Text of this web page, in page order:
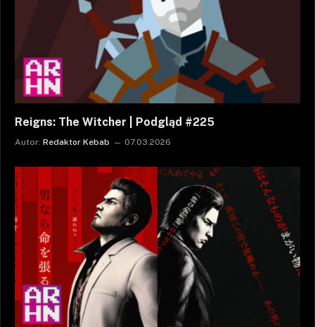
Reigns: The Witcher | Podgląd #225
Autor: Redaktor Kebab 07.03.2026